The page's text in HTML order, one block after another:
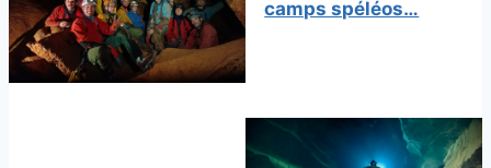
camps spéléos…